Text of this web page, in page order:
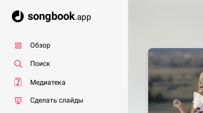
songbook.app
Обзор
Поиск
Медиатека
Сделать слайды